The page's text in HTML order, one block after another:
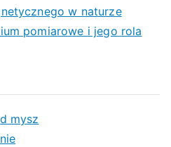
w naturze
pomiarowe i jego rola
mysz